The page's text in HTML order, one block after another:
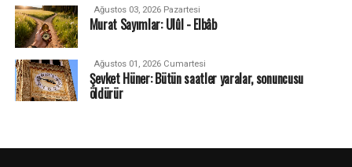
Ağustos 03, 2026 Pazartesi
Murat Sayımlar: Ulûl - Elbâb
Ağustos 01, 2026 Cumartesi
Şevket Hüner: Bütün saatler yaralar, sonuncusu
öldürür